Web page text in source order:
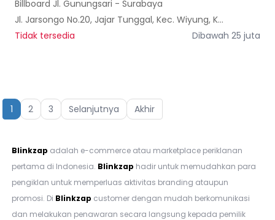
Billboard Jl. Gunungsari - Surabaya
Jl. Jarsongo No.20, Jajar Tunggal, Kec. Wiyung, Kota SBY, Jawa Timur 60224, Indonesia
Tidak tersedia
Dibawah 25 juta
1 2 3 Selanjutnya Akhir
Blinkzap adalah e-commerce atau marketplace periklanan
pertama di Indonesia. Blinkzap hadir untuk memudahkan para
pengiklan untuk memperluas aktivitas branding ataupun
promosi. Di Blinkzap customer dengan mudah berkomunikasi
dan melakukan penawaran secara langsung kepada pemilik